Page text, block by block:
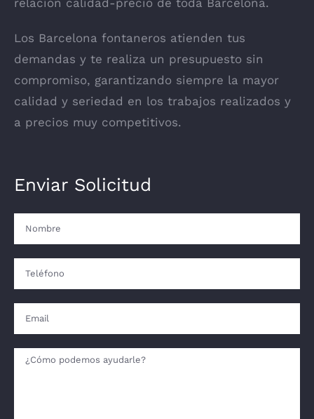
Los Barcelona fontaneros atienden tus
demandas y te realiza un presupuesto sin
compromiso, garantizando siempre la mayor
calidad y seriedad en los trabajos realizados y
a precios muy competitivos.
Enviar Solicitud